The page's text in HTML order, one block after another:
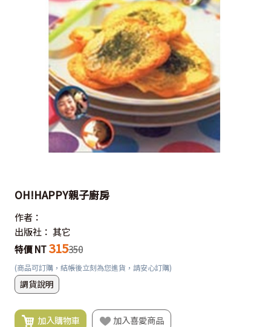
OH!HAPPY親子廚房
作者：
出版社： 其它
特價 NT 315350
(商品可訂購，結帳後立刻為您進貨，請安心訂購)
調貨說明
加入購物車 加入喜愛商品